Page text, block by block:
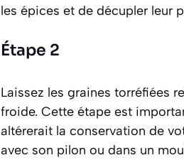
les épices et de décupler leur
Étape 2
Laissez les graines torréfiées
froide. Cette étape est
altérerait la conservation de
avec son pilon ou dans un